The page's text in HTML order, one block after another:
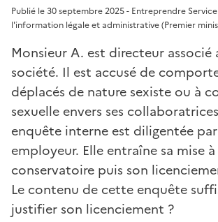
Publié le 30 septembre 2025 - Entreprendre
l'information légale et administrative (Premier
Monsieur A. est directeur associé
société. Il est accusé de
déplacés de nature sexiste ou à
sexuelle envers ses
enquête interne est diligentée
employeur. Elle entraîne sa mise
conservatoire puis son
Le contenu de cette enquête
justifier son licenciement ?